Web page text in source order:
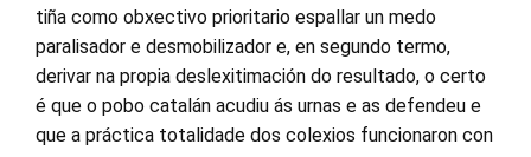
tiña como obxectivo prioritario espallar un medo
paralisador e desmobilizador e, en segundo termo,
derivar na propia deslexitimación do resultado, o certo
é que o pobo catalán acudiu ás urnas e as defendeu e
que a práctica totalidade dos colexios funcionaron con